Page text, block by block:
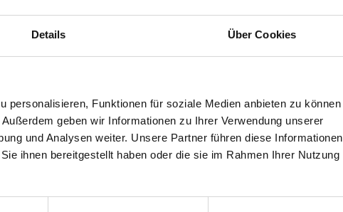
Details Über Cookies
personalisieren, Funktionen für soziale Medien anbieten zu können
geben wir Informationen zu Ihrer Verwendung unserer
und Analysen weiter. Unsere Partner führen diese Informationen
ihnen bereitgestellt haben oder die sie im Rahmen Ihrer Nutzung